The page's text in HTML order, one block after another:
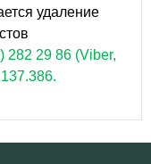
удаление
282 29 86 (Viber,